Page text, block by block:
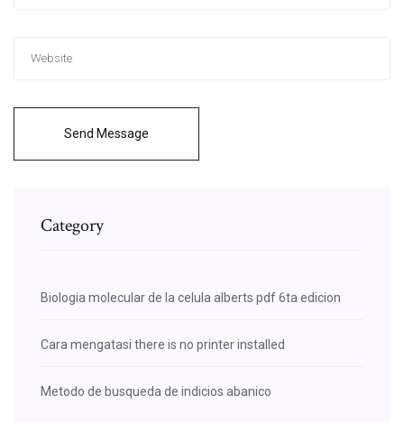
Send Message
Category
Biologia molecular de la celula alberts pdf 6ta edicion
Cara mengatasi there is no printer installed
Metodo de busqueda de indicios abanico